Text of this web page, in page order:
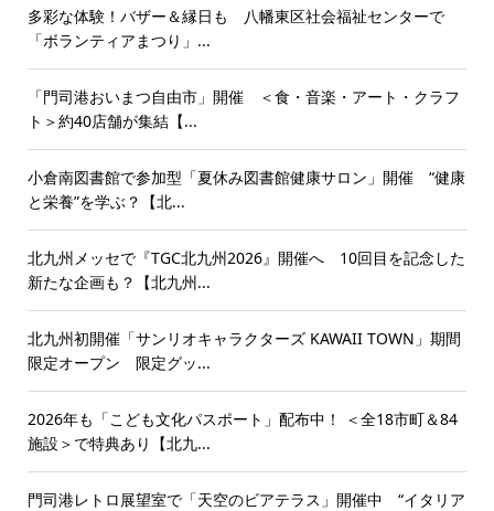
多彩な体験！バザー＆縁日も 八幡東区社会福祉センターで
「ボランティアまつり」...
「門司港おいまつ自由市」開催 ＜食・音楽・アート・クラフ
ト＞約40店舗が集結【...
小倉南図書館で参加型「夏休み図書館健康サロン」開催 “健康
と栄養”を学ぶ？【北...
北九州メッセで『TGC北九州2026』開催へ 10回目を記念した
新たな企画も？【北九州...
北九州初開催「サンリオキャラクターズ KAWAII TOWN」期間
限定オープン 限定グッ...
2026年も「こども文化パスポート」配布中！ ＜全18市町＆84
施設＞で特典あり【北九...
門司港レトロ展望室で「天空のビアテラス」開催中 “イタリア